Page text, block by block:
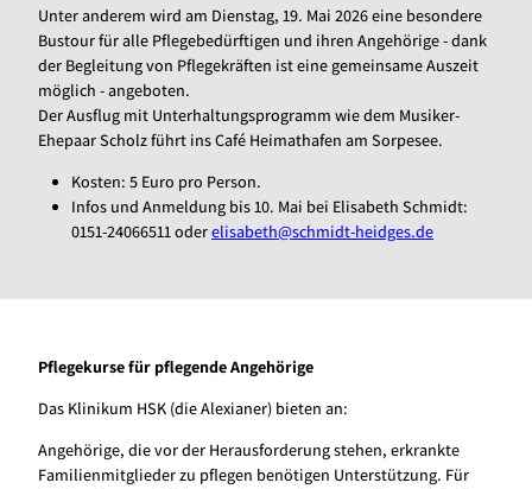
Unter anderem wird am Dienstag, 19. Mai 2026 eine besondere
Bustour für alle Pflegebedürftigen und ihren Angehörige - dank
der Begleitung von Pflegekräften ist eine gemeinsame Auszeit
möglich - angeboten.
Der Ausflug mit Unterhaltungsprogramm wie dem Musiker-
Ehepaar Scholz führt ins Café Heimathafen am Sorpesee.
Kosten: 5 Euro pro Person.
Infos und Anmeldung bis 10. Mai bei Elisabeth Schmidt:
0151-24066511 oderelisabeth@schmidt-heidges.de
Pflegekurse für pflegende Angehörige
Das Klinikum HSK (die Alexianer) bieten an:
Angehörige, die vor der Herausforderung stehen, erkrankte
Familienmitglieder zu pflegen benötigen Unterstützung. Für